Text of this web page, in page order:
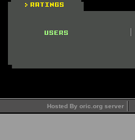
Hosted By oric.org server